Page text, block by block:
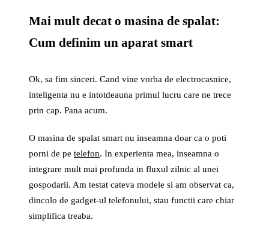
Mai mult decat o masina de spalat:
Cum definim un aparat smart
Ok, sa fim sinceri. Cand vine vorba de electrocasnice,
inteligenta nu e intotdeauna primul lucru care ne trece
prin cap. Pana acum.
O masina de spalat smart nu inseamna doar ca o poti
porni de pe telefon. In experienta mea, inseamna o
integrare mult mai profunda in fluxul zilnic al unei
gospodarii. Am testat cateva modele si am observat ca,
dincolo de gadget-ul telefonului, stau functii care chiar
simplifica treaba.